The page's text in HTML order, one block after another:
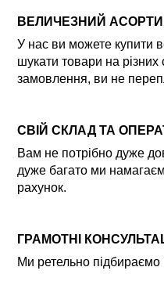
ВЕЛИЧЕЗНИЙ
У нас ви можете купити
шукати товари на
замовлення, ви не
СВІЙ СКЛАД ТА
Вам не потрібно дуже
дуже багато ми
рахунок.
ГРАМОТНІ
Ми ретельно підбираємо